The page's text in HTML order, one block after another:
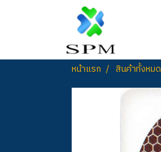
หน้าแรก สินค้าทั้งหมด